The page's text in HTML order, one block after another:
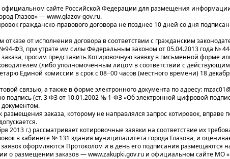
сайте Российской Федерации для размещения
Глазов» — www.glazov-gov.ru.
гражданско-правового договора не позднее 10 дней со дня
от исполнения договора в соответствии с гражданским
ФЗ, при утрате им силы Федеральным законом от 05.04.2013 года №
просим представить Котировочную заявку в письменной форме
(либо уполномоченным лицом в соответствии с
Единой комиссии в срок с 08−00 часов (местного времени) 18
связью, а также в форме электронного документа по адресу:
(ст. 3 ФЗ от 10.01.2002 № 1-ФЗ «Об электронной цифровой
документом.
заказа, которому не направлялся запрос котировок, вправе
2013 г.) рассматривает котировочные заявки на соответствие их
в кабинете № 131 здания муниципалитета города Глазова, и
оформляются Протоколом и в день его подписания размещаются
о размещении заказов — www.zakupki.gov.ru и официальном сайте МО